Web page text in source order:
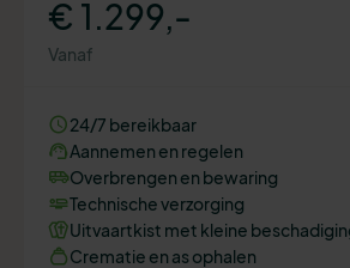
€ 1.299,-
Vanaf
24/7 bereikbaar
Aannemen en regelen
Overbrengen en bewaring
Technische verzorging
Uitvaartkist met kleine
Crematie en as ophalen